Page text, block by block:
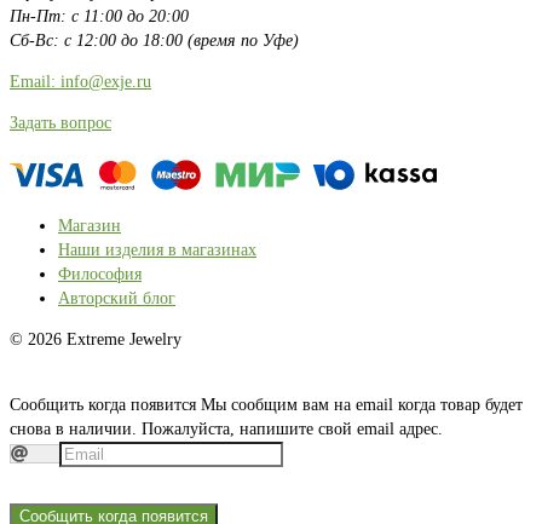
Пн-Пт: с 11:00 до 20:00
Сб-Вс: с 12:00 до 18:00 (время по Уфе)
Email: info@exje.ru
Задать вопрос
Магазин
Наши изделия в магазинах
Философия
Авторский блог
© 2026 Extreme Jewelry
Сообщить когда появится Мы сообщим вам на email когда товар будет
снова в наличии. Пожалуйста, напишите свой email адрес.
Сообщить когда появится